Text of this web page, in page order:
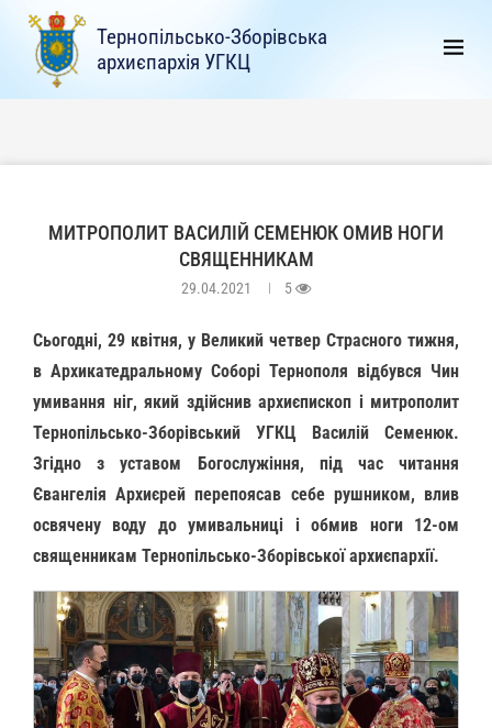
Тернопільсько-Зборівська
архиєпархія УГКЦ
МИТРОПОЛИТ ВАСИЛІЙ СЕМЕНЮК ОМИВ НОГИ
СВЯЩЕННИКАМ
29.04.2021 5
Сьогодні, 29 квітня, у Великий четвер Страсного тижня,
в Архикатедральному Соборі Тернополя відбувся Чин
умивання ніг, який здійснив архиєпископ і митрополит
Тернопільсько-Зборівський УГКЦ Василій Семенюк.
Згідно з уставом Богослужіння, під час читання
Євангелія Архиєрей перепоясав себе рушником, влив
освячену воду до умивальниці і обмив ноги 12-ом
священникам Тернопільсько-Зборівської архиєпархії.